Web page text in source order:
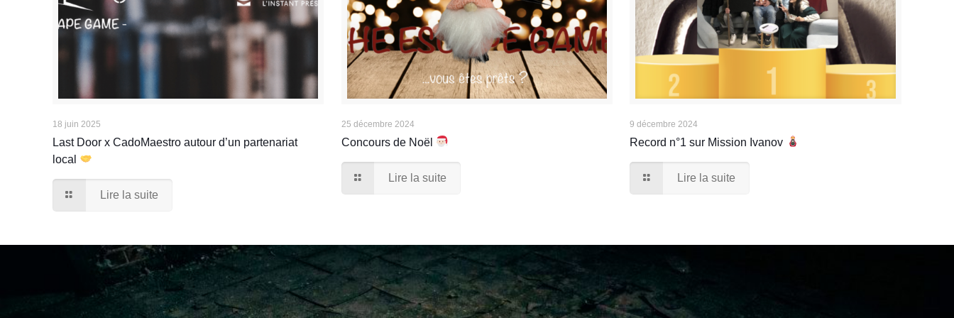
18 juin 2025
Last Door x CadoMaestro autour d’un partenariat
local
Lire la suite
25 décembre 2024
Concours de Noël
Lire la suite
9 décembre 2024
Record n°1 sur Mission Ivanov
Lire la suite